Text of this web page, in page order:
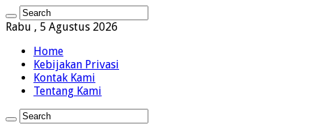
Rabu , 5 Agustus 2026
Home
Kebijakan Privasi
Kontak Kami
Tentang Kami